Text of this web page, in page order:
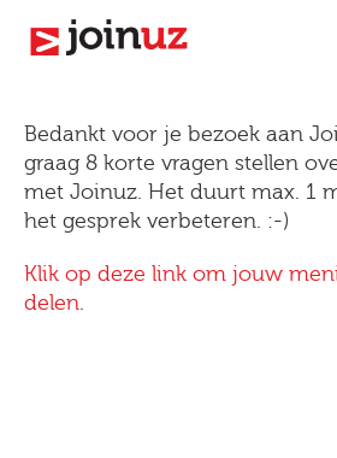
Bedankt voor je bezoek aan
graag 8 korte vragen stellen
met Joinuz. Het duurt max. 1
het gesprek verbeteren. :-)
Klik op deze link om jouw
delen.